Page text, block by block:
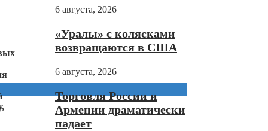
6 августа, 2026
«Уралы» с колясками
возвращаются в США
6 августа, 2026
Торговля России и
Армении драматически
падает